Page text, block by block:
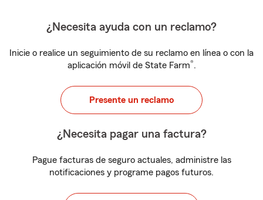
¿Necesita ayuda con un reclamo?
Inicie o realice un seguimiento de su reclamo en línea o con la
aplicación móvil de State Farm®.
Presente un reclamo
¿Necesita pagar una factura?
Pague facturas de seguro actuales, administre las
notificaciones y programe pagos futuros.